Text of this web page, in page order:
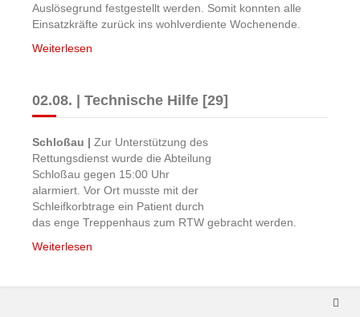
Auslösegrund festgestellt werden. Somit konnten alle
Einsatzkräfte zurück ins wohlverdiente Wochenende.
Weiterlesen
02.08. | Technische Hilfe [29]
Schloßau | Zur Unterstützung des
Rettungsdienst wurde die Abteilung
Schloßau gegen 15:00 Uhr
alarmiert. Vor Ort musste mit der
Schleifkorbtrage ein Patient durch
das enge Treppenhaus zum RTW gebracht werden.
Weiterlesen